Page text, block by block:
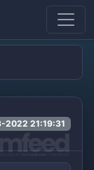
2022 21:19:31